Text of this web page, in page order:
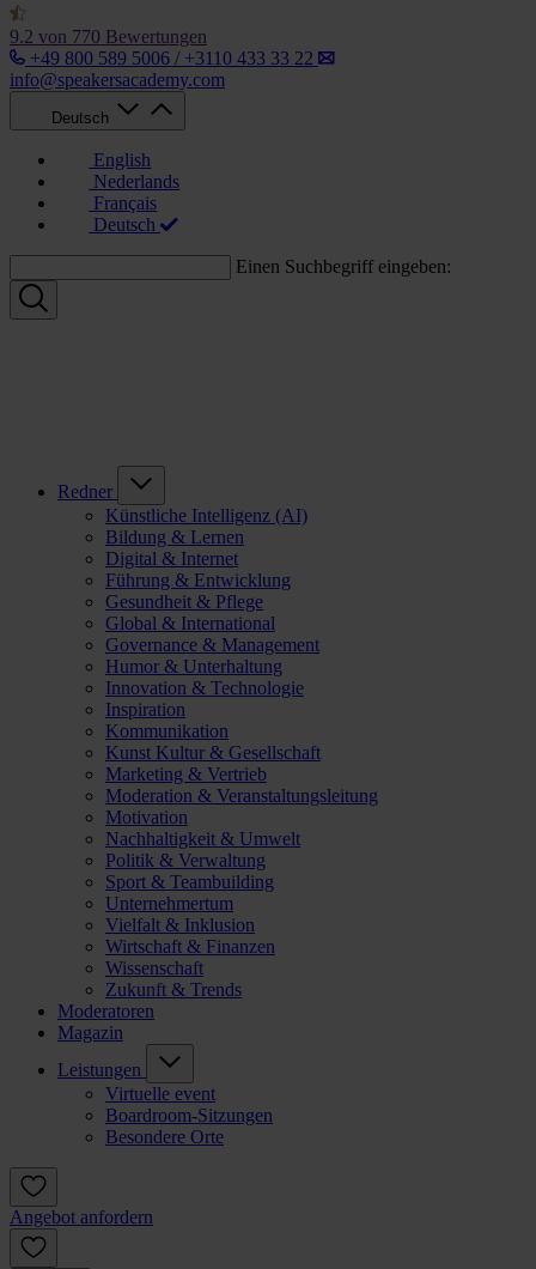
9.2 von 770 Bewertungen
+49 800 589 5006 / +3110 433 33 22
info@speakersacademy.com
Deutsch
English
Nederlands
Français
Deutsch
Einen Suchbegriff eingeben:
Redner
Künstliche Intelligenz (AI)
Bildung & Lernen
Digital & Internet
Führung & Entwicklung
Gesundheit & Pflege
Global & International
Governance & Management
Humor & Unterhaltung
Innovation & Technologie
Inspiration
Kommunikation
Kunst Kultur & Gesellschaft
Marketing & Vertrieb
Moderation & Veranstaltungsleitung
Motivation
Nachhaltigkeit & Umwelt
Politik & Verwaltung
Sport & Teambuilding
Unternehmertum
Vielfalt & Inklusion
Wirtschaft & Finanzen
Wissenschaft
Zukunft & Trends
Moderatoren
Magazin
Leistungen
Virtuelle event
Boardroom-Sitzungen
Besondere Orte
Angebot anfordern